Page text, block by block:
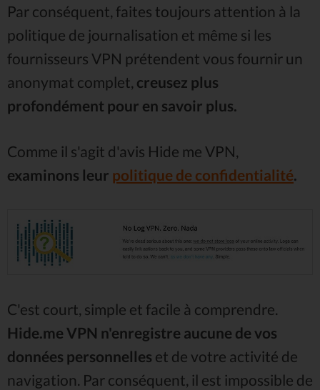
Par conséquent, faites toujours attention à la
politique de journalisation et même si les
fournisseurs VPN prétendent vous fournir un
anonymat complet, creusez plus
profondément pour en savoir plus.
Comme il s'agit d'avis Hide me VPN,
examinons leur politique de confidentialité.
C'est court, simple et facile à comprendre.
Hide.me VPN n'enregistre aucune de vos
données personnelles et de votre activité de
navigation. Par conséquent, il est impossible de